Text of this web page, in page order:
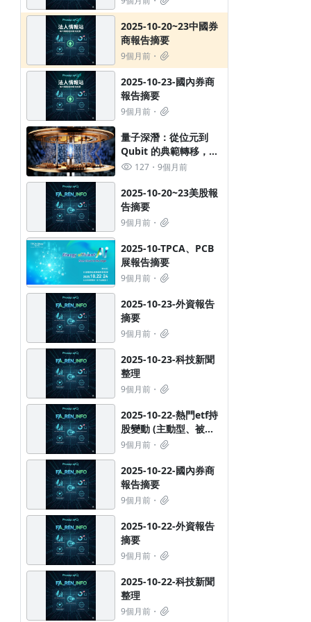
2026-08-06 -科技新聞整理
16小時前
2026-08-05-熱門etf持
2025-10-20~23中國券
商報告摘要
9個月前
2025-10-23-國內券商
報告摘要
9個月前
​量子深潛：從位元到
Qubit 的典範轉移，一
文看懂下世代算力革命
127 9個月前
2025-10-20~23美股報
告摘要
9個月前
2025-10-TPCA、PCB
展報告摘要
9個月前
2025-10-23-外資報告
摘要
9個月前
2025-10-23-科技新聞
整理
9個月前
2025-10-22-熱門etf持
股變動 (主動型、被動
型ETF都有喔)
9個月前
2025-10-22-國內券商
報告摘要
9個月前
2025-10-22-外資報告
摘要
9個月前
2025-10-22-科技新聞
整理
9個月前